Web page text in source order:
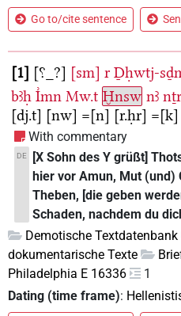
Go to/cite sentence
1 [⸮_?] [sm] r Ḏḥwtj-
bꜣḥ I͗mn Mw.t Ḫnsw nꜣ
[dj.t] [nw] =[n] [r.ḥr] =[k]
With commentary
DE
[X Sohn des Y grüßt]
hier vor Amun, Mut (und)
Theben, [die geben
Schaden, nachdem du
Demotische Textdatenbank
dokumentarische Texte
Philadelphia E 16336
1
Dating (time frame):